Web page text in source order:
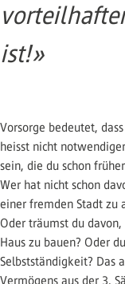
ist!»
Vorsorge bedeutet,
heisst nicht
sein, die du schon
Wer hat nicht schon
einer fremden Stadt zu
Oder träumst du
Haus zu bauen? Oder
Selbstständigkeit? Das
Vermögens aus der 3.